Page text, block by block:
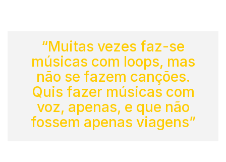
“Muitas vezes faz-se
músicas com loops, mas
não se fazem canções.
Quis fazer músicas com
voz, apenas, e que não
fossem apenas viagens”